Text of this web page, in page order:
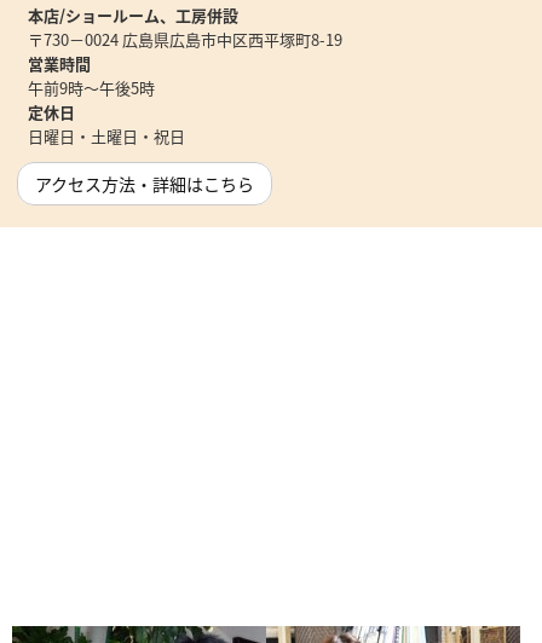
本店/ショールーム、工房併設
〒730－0024 広島県広島市中区西平塚町8-19
営業時間
午前9時～午後5時
定休日
日曜日・土曜日・祝日
アクセス方法・詳細はこちら